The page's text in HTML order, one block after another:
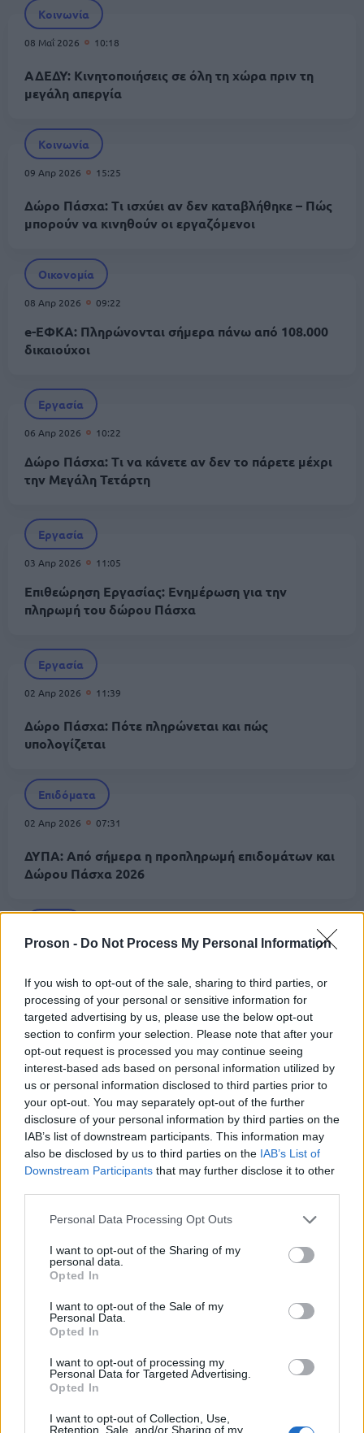
Proson - Do Not Process My Personal Information
If you wish to opt-out of the sale, sharing to third parties, or
processing of your personal or sensitive information for
targeted advertising by us, please use the below opt-out
section to confirm your selection. Please note that after your
opt-out request is processed you may continue seeing
interest-based ads based on personal information utilized by
us or personal information disclosed to third parties prior to
your opt-out. You may separately opt-out of the further
disclosure of your personal information by third parties on the
IAB’s list of downstream participants. This information may
also be disclosed by us to third parties on the IAB’s List of
Downstream Participants that may further disclose it to other
Please note that this website/app uses one or more Google
not limited to your visit or usage behaviour. You may click to
grant or deny consent to Google and its third-party tags to
use your data for below specified purposes in below Google
consent section.
Personal Data Processing Opt Outs
I want to opt-out of the Sharing of my
personal data.
Opted In
I want to opt-out of the Sale of my
Personal Data.
Opted In
I want to opt-out of processing my
Personal Data for Targeted Advertising.
Opted In
I want to opt-out of Collection, Use,
Retention, Sale, and/or Sharing of my
Κοινωνία
08 Μαΐ 2026 10:18
ΑΔΕΔΥ: Κινητοποιήσεις σε όλη τη χώρα πριν τη
μεγάλη απεργία
Κοινωνία
09 Απρ 2026 15:25
Δώρο Πάσχα: Τι ισχύει αν δεν καταβλήθηκε – Πώς
μπορούν να κινηθούν οι εργαζόμενοι
Οικονομία
08 Απρ 2026 09:22
e-ΕΦΚΑ: Πληρώνονται σήμερα πάνω από 108.000
δικαιούχοι
Εργασία
06 Απρ 2026 10:22
Δώρο Πάσχα: Τι να κάνετε αν δεν το πάρετε μέχρι
την Μεγάλη Τετάρτη
Εργασία
03 Απρ 2026 11:05
Επιθεώρηση Εργασίας: Ενημέρωση για την
πληρωμή του δώρου Πάσχα
Εργασία
02 Απρ 2026 11:39
Δώρο Πάσχα: Πότε πληρώνεται και πώς
υπολογίζεται
Επιδόματα
02 Απρ 2026 07:31
ΔΥΠΑ: Από σήμερα η προπληρωμή επιδομάτων και
Δώρου Πάσχα 2026
Δώρο Πάσχα ΔΥΠΑ: Από αύριο η πληρωμή - Τι
χρήματα θα λάβετε
Οικονομία
31 Μαρ 2026 10:58
Δώρο Πάσχα 2026: Πότε πληρώνεται στους
ανέργους (ημερομηνία)
28 Μαρ 2026 09:55
για την καταβολή και τον υπολογισμό του
Κοινωνία
Κατώτατος μισθός: Γιατί δεν αλλάζει το ποσό του
δώρου Πάσχα 2026